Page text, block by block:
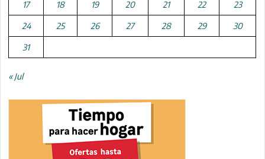
17 18 19 20 21 22 23
24 25 26 27 28 29 30
31
« Jul